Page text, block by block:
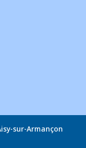
sur-Armançon